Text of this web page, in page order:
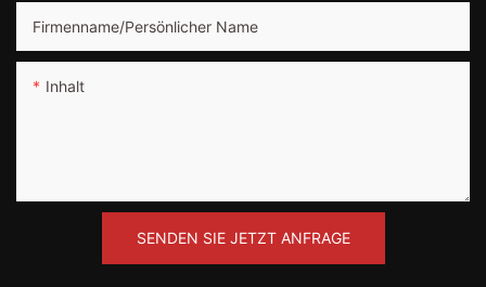
Firmenname/persönlicher Name
Inhalt
SENDEN SIE JETZT ANFRAGE